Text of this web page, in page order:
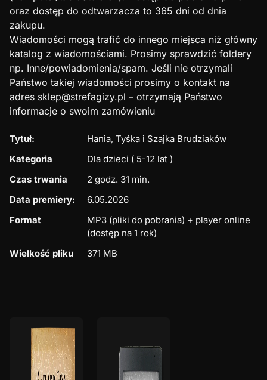
oraz dostęp do odtwarzacza to 365 dni od dnia
zakupu.
Wiadomości mogą trafić do innego miejsca niż główny
katalog z wiadomościami. Prosimy sprawdzić foldery
np. Inne/powiadomienia/spam. Jeśli nie otrzymali
Państwo takiej wiadomości prosimy o kontakt na
adres sklep@strefagizy.pl – otrzymają Państwo
informacje o swoim zamówieniu
Tytuł:
Hania, Tyśka i Szajka Brudziaków
Kategoria
Dla dzieci ( 5-12 lat )
Czas trwania
2 godz. 31 min.
Data premiery:
6.05.2026
Format
MP3 (pliki do pobrania) + player online
(dostęp na 1 rok)
Wielkość pliku
371 MB